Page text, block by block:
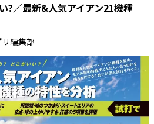
?／最新&人気アイアン21機種
編集部